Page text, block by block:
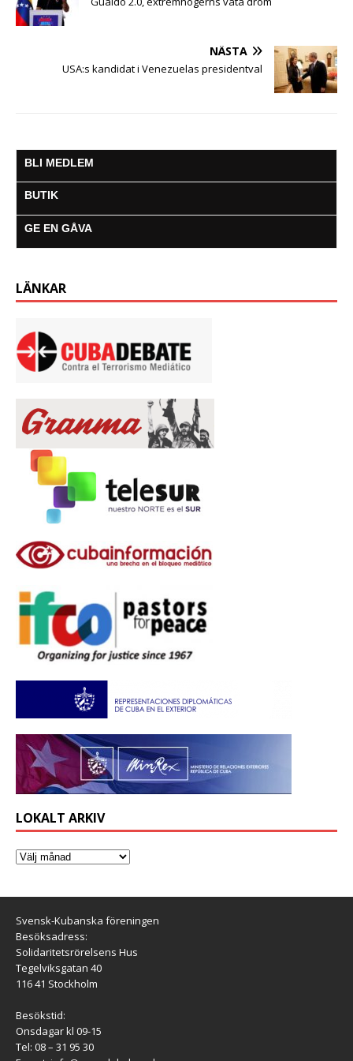
NÄSTA
USA:s kandidat i Venezuelas presidentval
BLI MEDLEM
BUTIK
GE EN GÅVA
LÄNKAR
LOKALT ARKIV
Svensk-Kubanska föreningen
Besöksadress:
Solidaritetsrörelsens Hus
Tegelviksgatan 40
116 41 Stockholm
Besökstid:
Onsdagar kl 09-15
Tel: 08 – 31 95 30